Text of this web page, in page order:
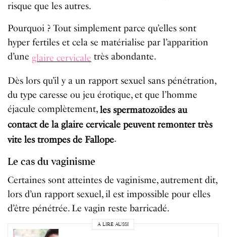
risque que les autres.
Pourquoi ? Tout simplement parce qu’elles sont
hyper fertiles et cela se matérialise par l’apparition
d’une glaire cervicale très abondante.
Dès lors qu’il y a un rapport sexuel sans pénétration,
du type caresse ou jeu érotique, et que l’homme
éjacule complètement,les spermatozoïdes au
contact de la glaire cervicale peuvent remonter très
vite les trompes de Fallope.
Le cas du vaginisme
Certaines sont atteintes de vaginisme, autrement dit,
lors d’un rapport sexuel, il est impossible pour elles
d’être pénétrée. Le vagin reste barricadé.
A LIRE AUSSI